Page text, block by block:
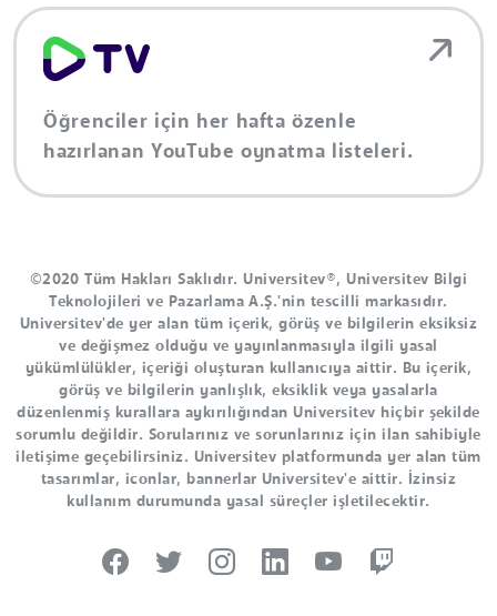
Öğrenciler için her hafta özenle
hazırlanan YouTube oynatma listeleri.
©2020 Tüm Hakları Saklıdır. Universitev®, Universitev Bilgi
Teknolojileri ve Pazarlama A.Ş.'nin tescilli markasıdır.
Universitev'de yer alan tüm içerik, görüş ve bilgilerin eksiksiz
ve değişmez olduğu ve yayınlanmasıyla ilgili yasal
yükümlülükler, içeriği oluşturan kullanıcıya aittir. Bu içerik,
görüş ve bilgilerin yanlışlık, eksiklik veya yasalarla
düzenlenmiş kurallara aykırılığından Universitev hiçbir şekilde
sorumlu değildir. Sorularınız ve sorunlarınız için ilan sahibiyle
iletişime geçebilirsiniz. Universitev platformunda yer alan tüm
tasarımlar, iconlar, bannerlar Universitev'e aittir. İzinsiz
kullanım durumunda yasal süreçler işletilecektir.